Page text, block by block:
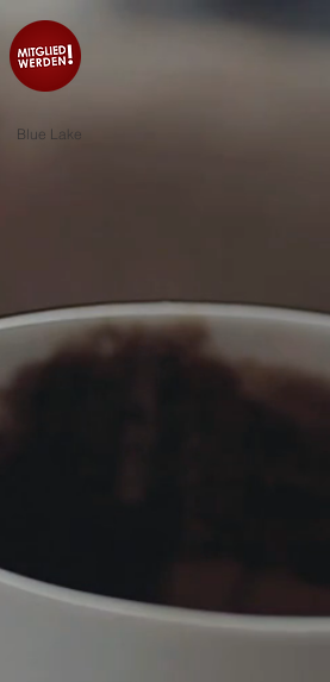
Blue Lake